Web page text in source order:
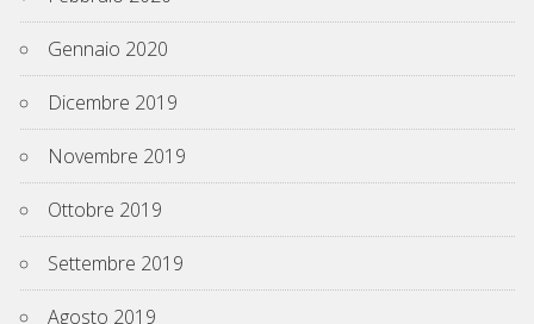
Gennaio 2020
Dicembre 2019
Novembre 2019
Ottobre 2019
Settembre 2019
Agosto 2019